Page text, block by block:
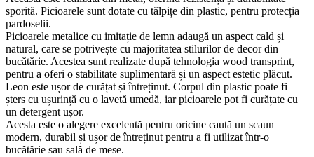
sporită. Picioarele sunt dotate cu tălpițe din plastic, pentru protecția
pardoselii.
Picioarele metalice cu imitație de lemn adaugă un aspect cald și
natural, care se potrivește cu majoritatea stilurilor de decor din
bucătărie. Acestea sunt realizate după tehnologia wood transprint,
pentru a oferi o stabilitate suplimentară și un aspect estetic plăcut.
Leon este ușor de curățat și întreținut. Corpul din plastic poate fi
șters cu ușurință cu o lavetă umedă, iar picioarele pot fi curățate cu
un detergent ușor.
Acesta este o alegere excelentă pentru oricine caută un scaun
modern, durabil și ușor de întreținut pentru a fi utilizat într-o
bucătărie sau sală de mese.